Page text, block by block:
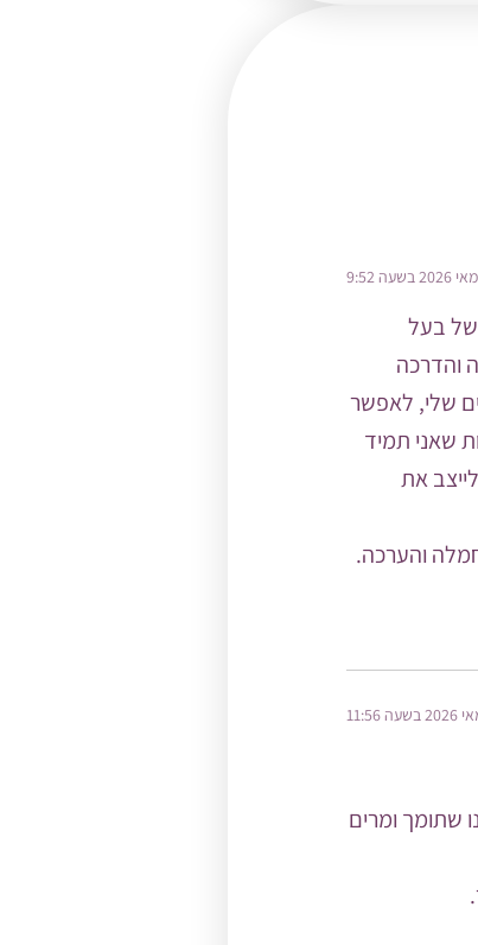
של בעל
והדרכה
הדפוסים שלי, לאפשר
שאני תמיד
את
והערכה.
שתומך ומרים